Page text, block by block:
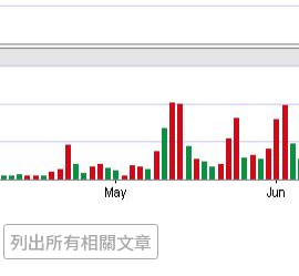
列出所有相關文章